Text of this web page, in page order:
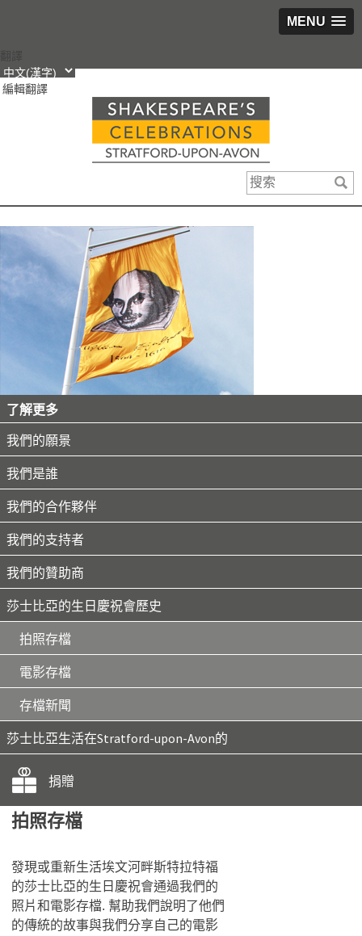
MENU
轉
到
編輯翻譯
了解更多
我們的願景
我們是誰
我們的合作夥伴
我們的支持者
我們的贊助商
莎士比亞的生日慶祝會歷史
拍照存檔
電影存檔
存檔新聞
莎士比亞生活在Stratford-upon-Avon的
捐贈
拍照存檔
發現或重新生活埃文河畔斯特拉特福
的莎士比亞的生日慶祝會通過我們的
照片和電影存檔. 幫助我們說明了他們
的傳統的故事與​​我們分享自己的電影